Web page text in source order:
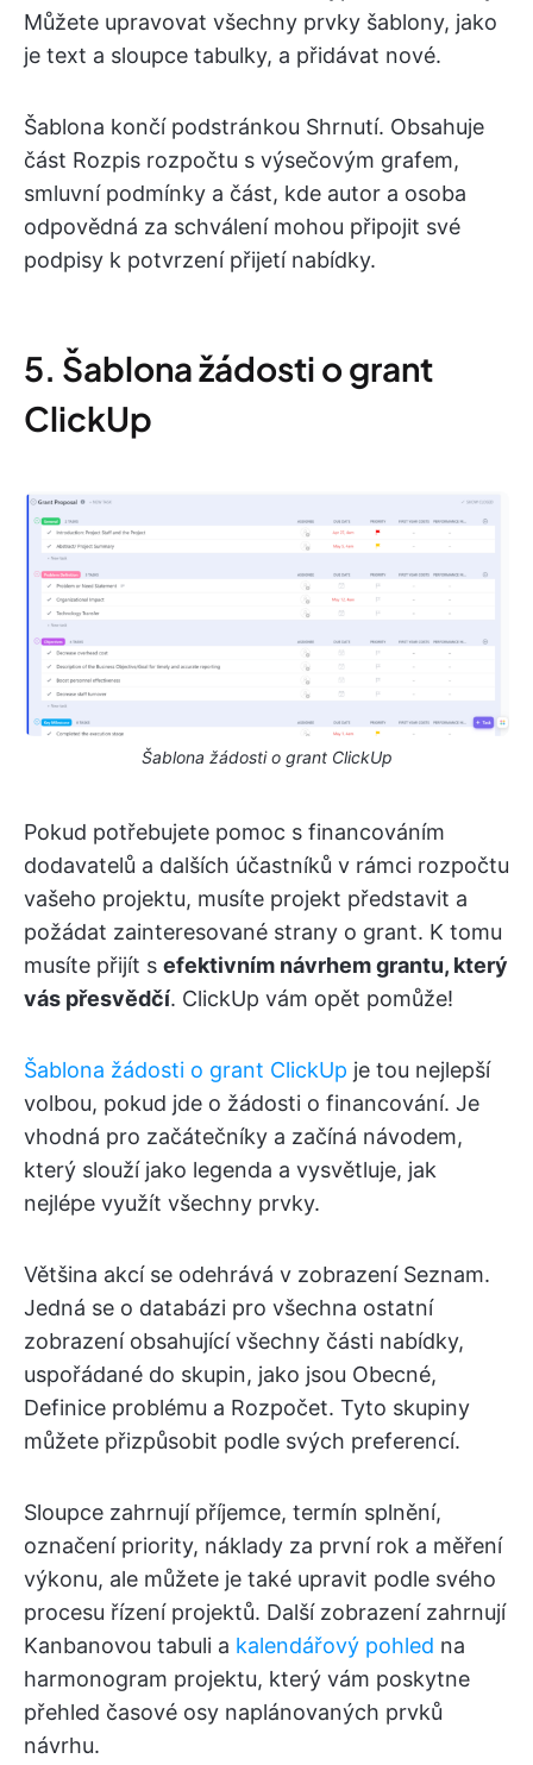
Můžete upravovat všechny prvky šablony, jako
je text a sloupce tabulky, a přidávat nové.
Šablona končí podstránkou Shrnutí. Obsahuje
část Rozpis rozpočtu s výsečovým grafem,
smluvní podmínky a část, kde autor a osoba
odpovědná za schválení mohou připojit své
podpisy k potvrzení přijetí nabídky.
5. Šablona žádosti o grant
ClickUp
Šablona žádosti o grant ClickUp
Pokud potřebujete pomoc s financováním
dodavatelů a dalších účastníků v rámci rozpočtu
vašeho projektu, musíte projekt představit a
požádat zainteresované strany o grant. K tomu
musíte přijít s efektivním návrhem grantu, který
vás přesvědčí. ClickUp vám opět pomůže!
Šablona žádosti o grant ClickUp je tou nejlepší
volbou, pokud jde o žádosti o financování. Je
vhodná pro začátečníky a začíná návodem,
který slouží jako legenda a vysvětluje, jak
nejlépe využít všechny prvky.
Většina akcí se odehrává v zobrazení Seznam.
Jedná se o databázi pro všechna ostatní
zobrazení obsahující všechny části nabídky,
uspořádané do skupin, jako jsou Obecné,
Definice problému a Rozpočet. Tyto skupiny
můžete přizpůsobit podle svých preferencí.
Sloupce zahrnují příjemce, termín splnění,
označení priority, náklady za první rok a měření
výkonu, ale můžete je také upravit podle svého
procesu řízení projektů. Další zobrazení zahrnují
Kanbanovou tabuli a kalendářový pohled na
harmonogram projektu, který vám poskytne
přehled časové osy naplánovaných prvků
návrhu.